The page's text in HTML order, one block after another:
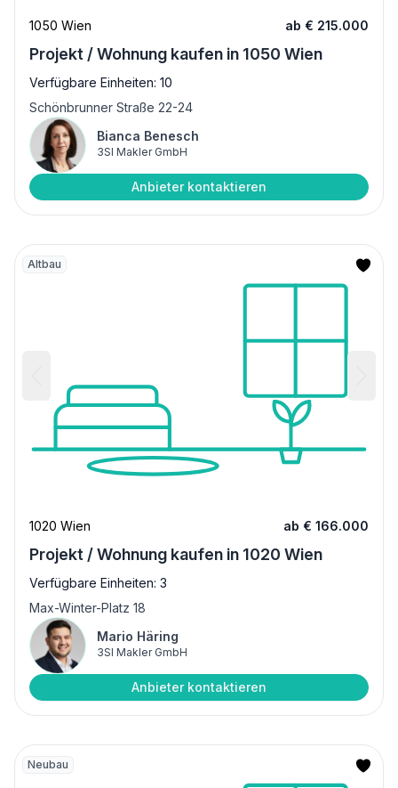
1050 Wien ab € 215.000
Projekt / Wohnung kaufen in 1050 Wien
Verfügbare Einheiten: 10
Schönbrunner Straße 22-24
Bianca Benesch
3SI Makler GmbH
Anbieter kontaktieren
Altbau
1020 Wien ab € 166.000
Projekt / Wohnung kaufen in 1020 Wien
Verfügbare Einheiten: 3
Max-Winter-Platz 18
Mario Häring
3SI Makler GmbH
Anbieter kontaktieren
Neubau